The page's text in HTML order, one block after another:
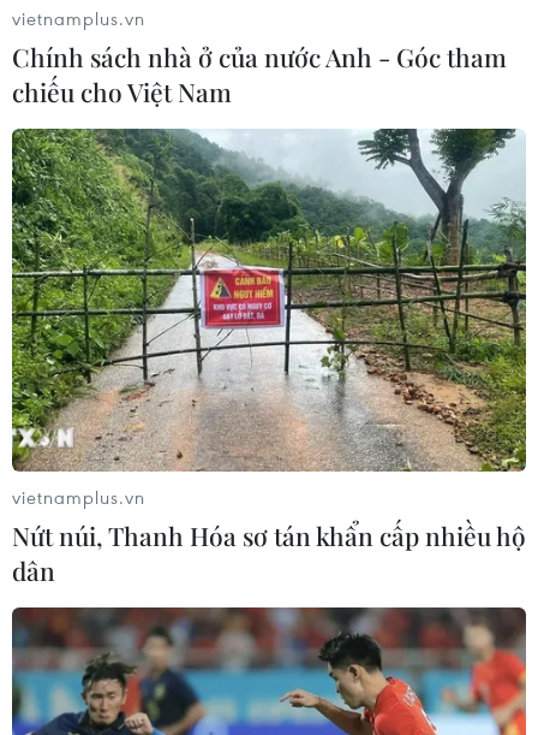
vietnamplus.vn
Chính sách nhà ở của nước Anh - Góc tham
chiếu cho Việt Nam
vietnamplus.vn
Nứt núi, Thanh Hóa sơ tán khẩn cấp nhiều hộ
dân